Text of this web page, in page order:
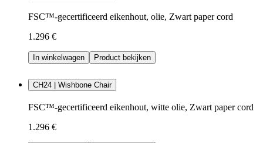
FSC™-gecertificeerd eikenhout, olie, Zwart paper cord
1.296 €
In winkelwagen Product bekijken
CH24 | Wishbone Chair
FSC™-gecertificeerd eikenhout, witte olie, Zwart paper cord
1.296 €